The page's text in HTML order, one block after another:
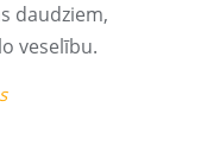
daudziem,
veselību.